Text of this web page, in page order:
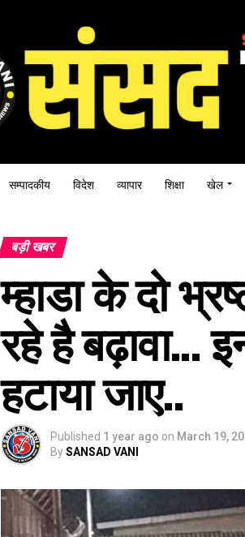
सम्पादकीय विदेश व्यापार शिक्षा खेल
बड़ी खबर
म्हाडा के दो
रहे है बढ़ावा…
हटाया जाए..
Published 1 year ago on March 19,
BySANSAD VANI